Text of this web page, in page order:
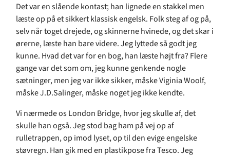
Det var en slående kontast; han lignede en stakkel men
læste op på et sikkert klassisk engelsk. Folk steg af og på,
selv når toget drejede, og skinnerne hvinede, og det skar i
ørerne, læste han bare videre. Jeg lyttede så godt jeg
kunne. Hvad det var for en bog, han læste højt fra? Flere
gange var det som om, jeg kunne genkende nogle
sætninger, men jeg var ikke sikker, måske Viginia Woolf,
måske J.D.Salinger, måske noget jeg ikke kendte.
Vi nærmede os London Bridge, hvor jeg skulle af, det
skulle han også. Jeg stod bag ham på vej op af
rulletrappen, op imod lyset, op til den evige engelske
støvregn. Han gik med en plastikpose fra Tesco. Jeg